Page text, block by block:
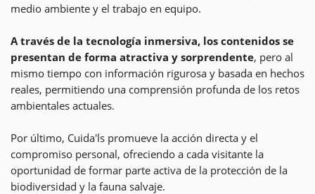
medio ambiente y el trabajo en equipo.
A través de la tecnología inmersiva, los contenidos se
presentan de forma atractiva y sorprendente, pero al
mismo tiempo con información rigurosa y basada en hechos
reales, permitiendo una comprensión profunda de los retos
ambientales actuales.
Por último, Cuida'ls promueve la acción directa y el
compromiso personal, ofreciendo a cada visitante la
oportunidad de formar parte activa de la protección de la
biodiversidad y la fauna salvaje.